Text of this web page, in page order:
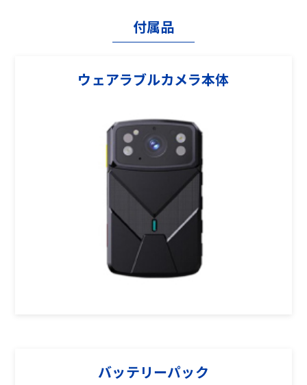
付属品
ウェアラブルカメラ本体
バッテリーパック